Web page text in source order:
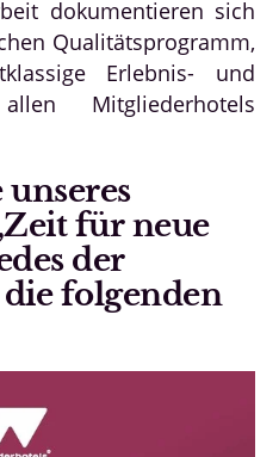
dokumentieren sich
Qualitätsprogramm,
Erlebnis- und
Mitgliederhotels
für neue
der
folgenden